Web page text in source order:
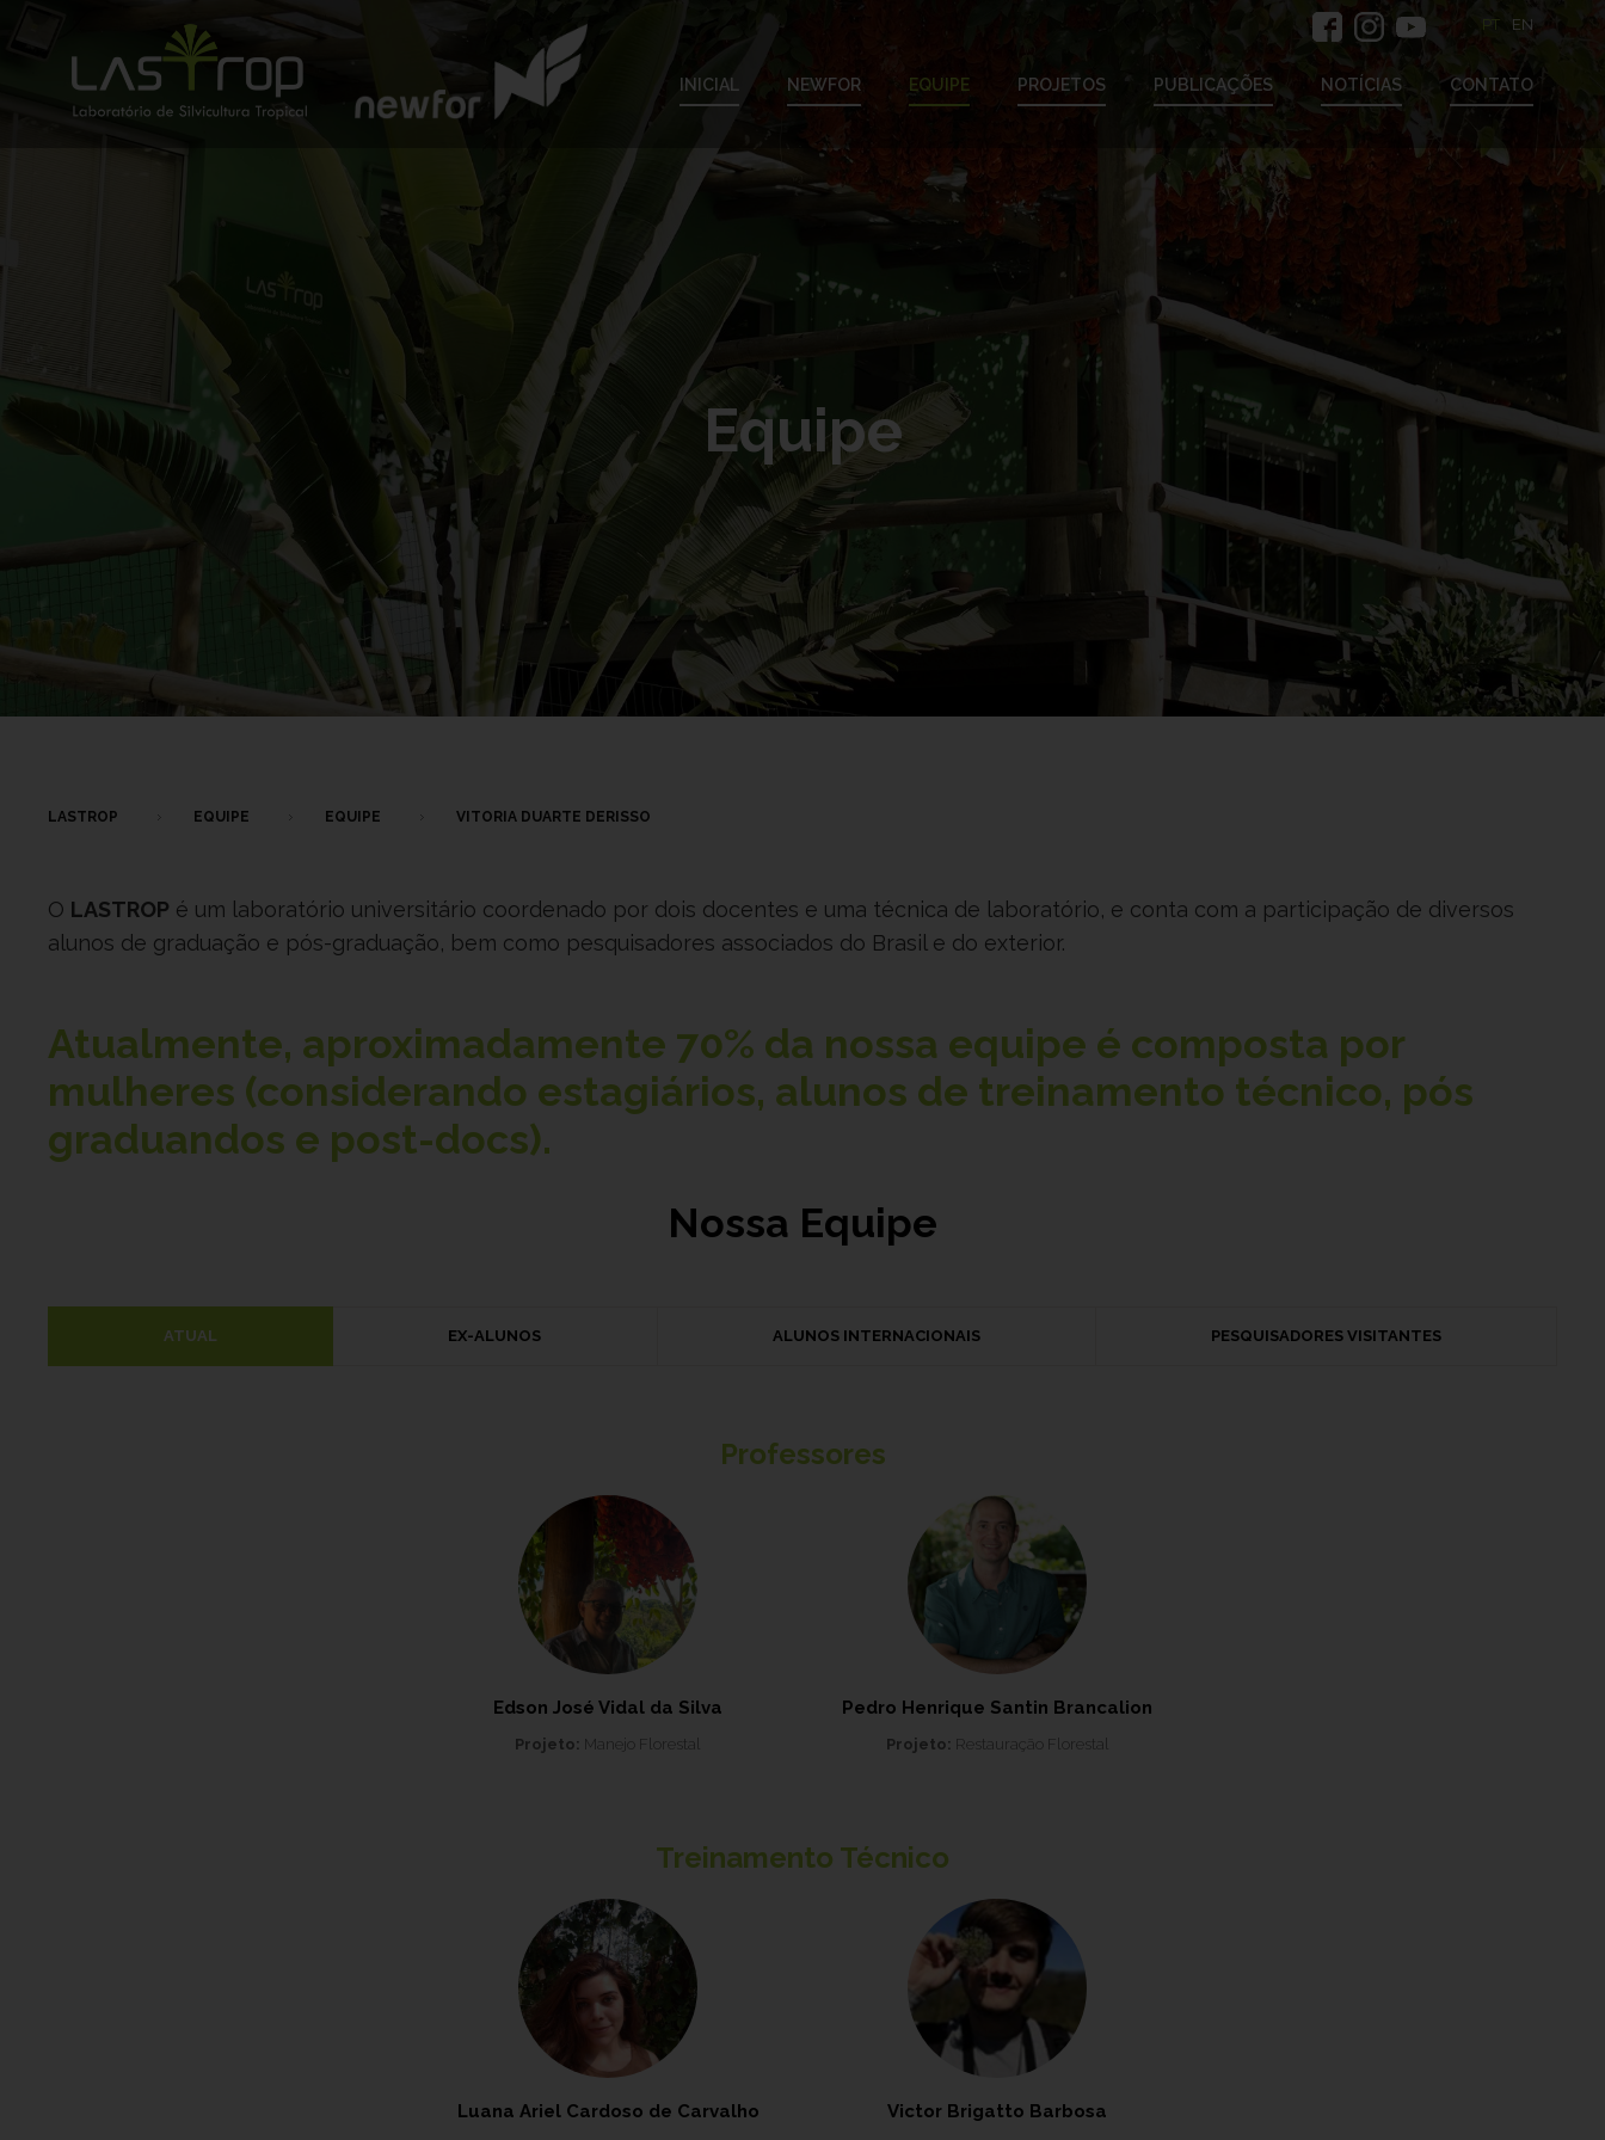
INICIAL NEWFOR EQUIPE PROJETOS PUBLICAÇÕES NOTÍCIAS CONTATO
PT EN
Equipe
LASTROP EQUIPE EQUIPE VITORIA DUARTE DERISSO
O LASTROP é um laboratório universitário coordenado por dois docentes e uma técnica de laboratório, e conta com a participação de diversos
alunos de graduação e pós-graduação, bem como pesquisadores associados do Brasil e do exterior.
Atualmente, aproximadamente 70% da nossa equipe é composta por
mulheres (considerando estagiários, alunos de treinamento técnico, pós
graduandos e post-docs).
Nossa Equipe
ATUAL EX-ALUNOS ALUNOS INTERNACIONAIS PESQUISADORES VISITANTES
Professores
Edson José Vidal da Silva
Projeto: Manejo Florestal
Pedro Henrique Santin Brancalion
Projeto: Restauração Florestal
Treinamento Técnico
Luana Ariel Cardoso de Carvalho Victor Brigatto Barbosa